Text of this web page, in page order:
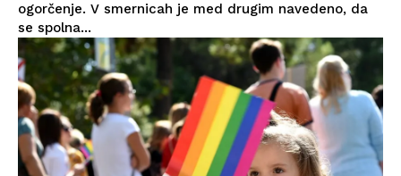
ogorčenje. V smernicah je med drugim navedeno, da
se spolna...